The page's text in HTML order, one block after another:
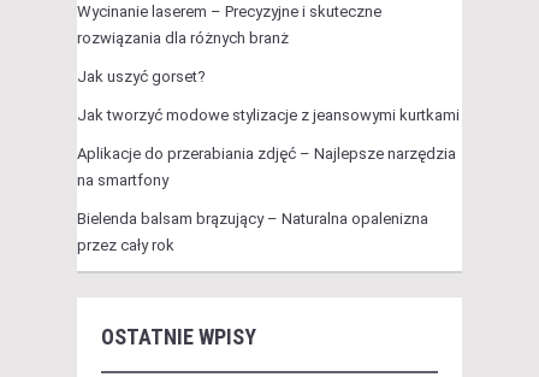
Wycinanie laserem – Precyzyjne i skuteczne
rozwiązania dla różnych branż
Jak uszyć gorset?
Jak tworzyć modowe stylizacje z jeansowymi kurtkami
Aplikacje do przerabiania zdjęć – Najlepsze narzędzia
na smartfony
Bielenda balsam brązujący – Naturalna opalenizna
przez cały rok
OSTATNIE WPISY